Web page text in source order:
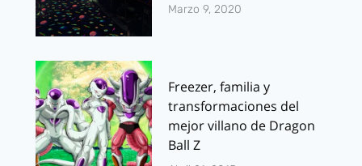
Marzo 9, 2020
Freezer, familia y
transformaciones del
mejor villano de Dragon
Ball Z